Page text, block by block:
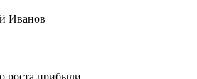
Иванов